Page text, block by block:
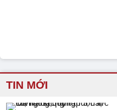
TIN MỚI